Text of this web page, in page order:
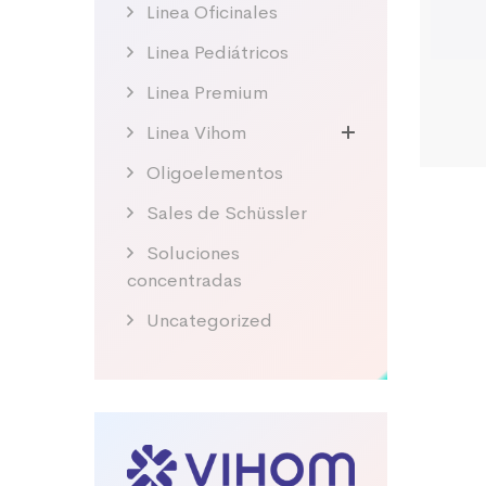
Linea Oficinales
Linea Pediátricos
Linea Premium
Linea Vihom
Oligoelementos
Sales de Schüssler
Soluciones
concentradas
Uncategorized